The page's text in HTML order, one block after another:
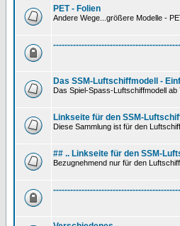
PET - Folien
Andere Wege...größere Modelle -
Das SSM-Luftschiffmodell -
Das Spiel-Spass-Luftschiffmodell
Linkseite für den SSM-
Diese Sammlung ist für den
## .. Linkseite für den SSM-
Bezugnehmend nur für den